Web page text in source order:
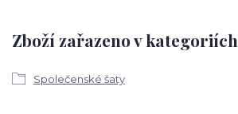
Zboží zařazeno v kategoriích
Společenské šaty